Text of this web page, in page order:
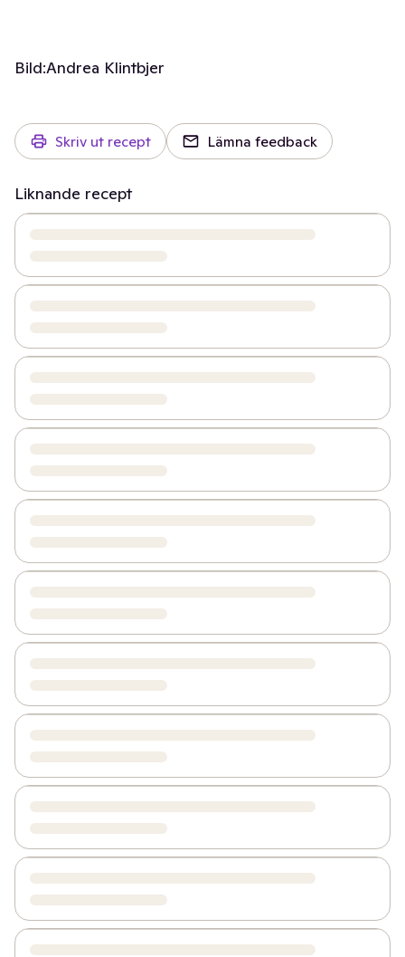
Bild:Andrea Klintbjer
Skriv ut recept Lämna feedback
Liknande recept